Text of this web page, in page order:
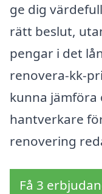
ge dig
rätt beslut,
pengar i det
renovera-kk-
kunna jämföra
hantverkare
renovering
Få 3